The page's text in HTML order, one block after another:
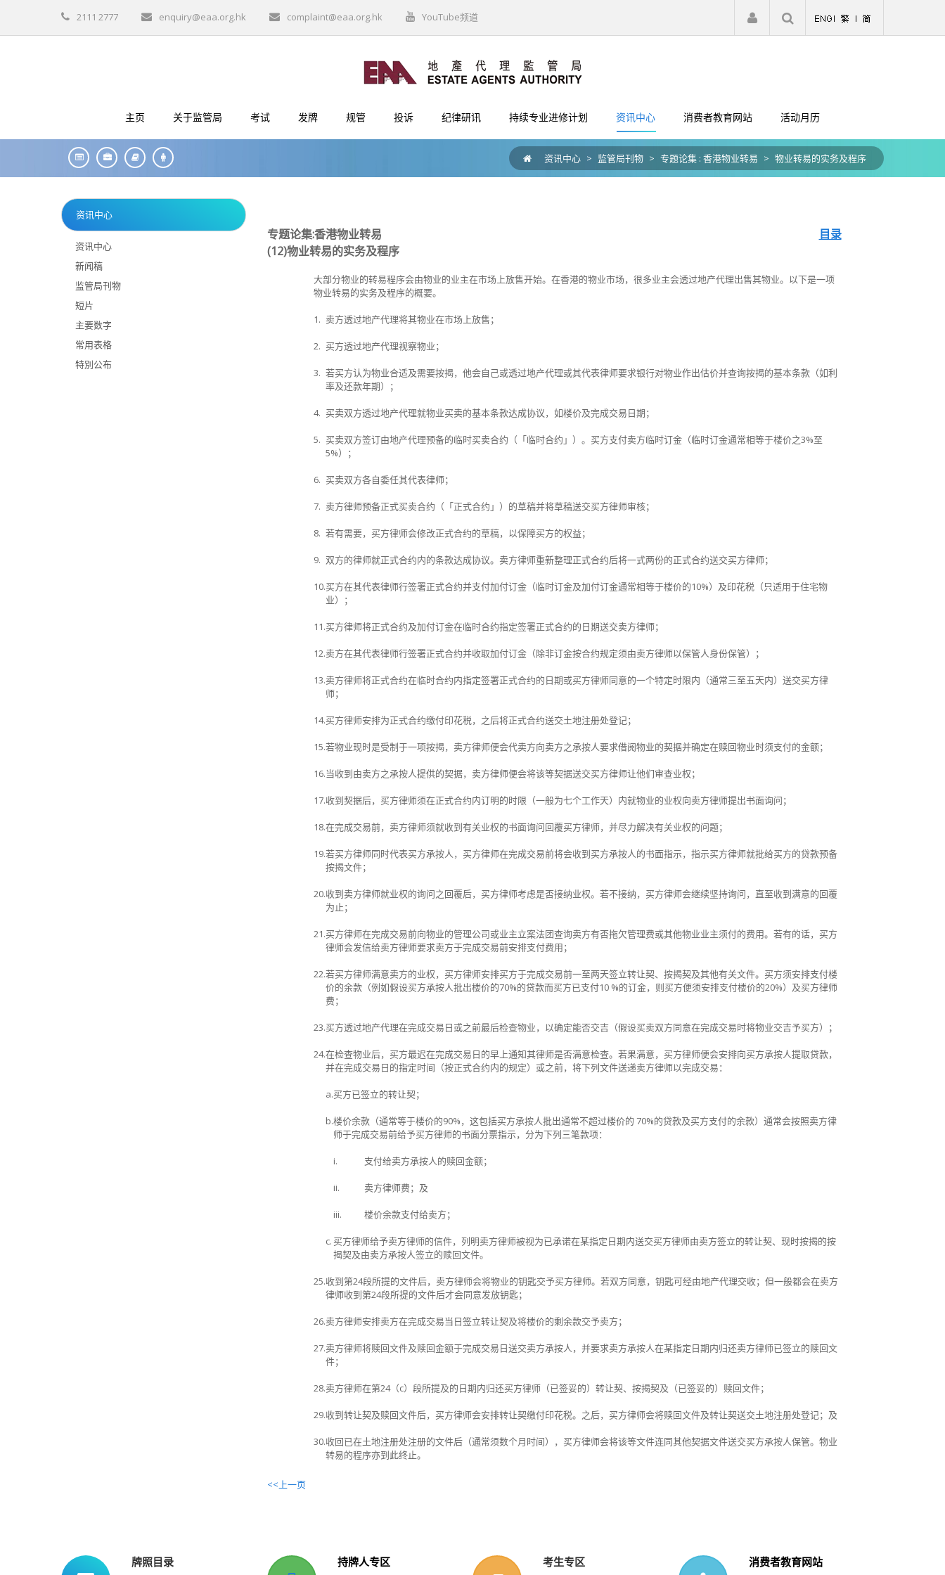
2111 2777 enquiry@eaa.org.hk complaint@eaa.org.hk YouTube频道 注册 登入
主页 关于监管局 考试 发牌 规管 投诉 纪律研讯 持续专业进修计划 资讯中心 消费者教育网站 活动月历
资讯中心 > 监管局刊物 > 专题论集 : 香港物业转易 > 物业转易的实务及程序
资讯中心
资讯中心
新闻稿
监管局刊物
短片
主要数字
常用表格
特別公布
专题论集:香港物业转易
目录
(12)物业转易的实务及程序
大部分物业的转易程序会由物业的业主在市场上放售开始。在香港的物业市场，很多业主会透过地产代理出售其物业。以下是一项
物业转易的实务及程序的概要。
1. 卖方透过地产代理将其物业在市场上放售；
2. 买方透过地产代理视察物业；
3. 若买方认为物业合适及需要按揭，他会自己或透过地产代理或其代表律师要求银行对物业作出估价并查询按揭的基本条款（如利
率及还款年期）；
4. 买卖双方透过地产代理就物业买卖的基本条款达成协议，如楼价及完成交易日期；
5. 买卖双方签订由地产代理预备的临时买卖合约（「临时合约」）。买方支付卖方临时订金（临时订金通常相等于楼价之3%至
5%）；
6. 买卖双方各自委任其代表律师；
7. 卖方律师预备正式买卖合约（「正式合约」）的草稿并将草稿送交买方律师审核；
8. 若有需要，买方律师会修改正式合约的草稿，以保障买方的权益；
9. 双方的律师就正式合约内的条款达成协议。卖方律师重新整理正式合约后将一式两份的正式合约送交买方律师；
10.买方在其代表律师行签署正式合约并支付加付订金（临时订金及加付订金通常相等于楼价的10%）及印花税（只适用于住宅物
业）；
11.买方律师将正式合约及加付订金在临时合约指定签署正式合约的日期送交卖方律师；
12.卖方在其代表律师行签署正式合约并收取加付订金（除非订金按合约规定须由卖方律师以保管人身份保管）；
13.卖方律师将正式合约在临时合约内指定签署正式合约的日期或买方律师同意的一个特定时限内（通常三至五天内）送交买方律
师；
14.买方律师安排为正式合约缴付印花税，之后将正式合约送交土地注册处登记；
15.若物业现时是受制于一项按揭，卖方律师便会代卖方向卖方之承按人要求借阅物业的契据并确定在赎回物业时须支付的金额；
16.当收到由卖方之承按人提供的契据，卖方律师便会将该等契据送交买方律师让他们审查业权；
17.收到契据后，买方律师须在正式合约内订明的时限（一般为七个工作天）内就物业的业权向卖方律师提出书面询问；
18.在完成交易前，卖方律师须就收到有关业权的书面询问回覆买方律师，并尽力解决有关业权的问题；
19.若买方律师同时代表买方承按人，买方律师在完成交易前将会收到买方承按人的书面指示，指示买方律师就批给买方的贷款预备
按揭文件；
20.收到卖方律师就业权的询问之回覆后，买方律师考虑是否接纳业权。若不接纳，买方律师会继续坚持询问，直至收到满意的回覆
为止；
21.买方律师在完成交易前向物业的管理公司或业主立案法团查询卖方有否拖欠管理费或其他物业业主须付的费用。若有的话，买方
律师会发信给卖方律师要求卖方于完成交易前安排支付费用；
22.若买方律师满意卖方的业权，买方律师安排买方于完成交易前一至两天签立转让契、按揭契及其他有关文件。买方须安排支付楼
价的余款（例如假设买方承按人批出楼价​​的70%的贷款而买方已支付10 %的订​​金，则买方便须安排支付楼价的20%）及买方律师
费；
23.买方透过地产代理在完成交易日或之前最后检查物业，以确定能否交吉（假设买卖双方同意在完成交易时将物业交吉予买方）；
24.在检查物业后，买方最迟在完成交易日的早上通知其律师是否满意检查。若果满意，买方律师便会安排向买方承按人提取贷款，
并在完成交易日的指定时间（按正式合约内的规定）或之前，将下列文件送递卖方律师以完成交易：
a.买方已签立的转让契；
b.楼价余款（通常等于楼价的90%，这包括买方承按人批出通常不超过楼价的 70%的贷款及买方支付的余款）通常会按照卖方律
师于完成交易前给予买方律师的书面分票指示，分为下列三笔款项：
i. 支付给卖方承按人的赎回金额；
ii. 卖方律师费；及
iii. 楼价余款支付给卖方；
c. 买方律师给予卖方律师的信件，列明卖方律师被视为已承诺在某指定日期内送交买方律师由卖方签立的转让契、现时按揭的按
揭契及由卖方承按人签立的赎回文件。
25.收到第24段所提的文件后，卖方律师会将物业的钥匙交予买方律师。若双方同意，钥匙可经由地产代理交收；但一般都会在卖方
律师收到第24段所提的文件后才会同意发放钥匙；
26.卖方律师安排卖方在完成交易当日签立转让契及将楼价的剩余款交予卖方；
27.卖方律师将赎回文件及赎回金额于完成交易日送交卖方承按人，并要求卖方承按人在某指定日期内归还卖方律师已签立的赎回文
件；
28.卖方律师在第24（c） 段所提及的日期内归还买方律师（已签妥的）转让契、按揭契及（已签妥的）赎回文件；
29.收到转让契及赎回文件后，买方律师会安排转让契缴付印花税。之后，买方律师会将赎回文件及转让契送交土地注册处登记；及
30.收回已在土地注册处注册的文件后（通常须数个月时间），买方律师会将该等文件连同其他契据文件送交买方承按人保管。物业
转易的程序亦到此终止。
<<上一页
牌照目录 持牌人专区 考生专区 消费者教育网站